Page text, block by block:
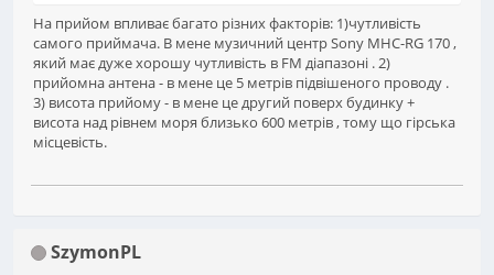
На прийом впливає багато різних факторів: 1)чутливість
самого приймача. В мене музичний центр Sony MHC-RG 170 ,
який має дуже хорошу чутливість в FM діапазоні . 2)
прийомна антена - в мене це 5 метрів підвішеного проводу .
3) висота прийому - в мене це другий поверх будинку +
висота над рівнем моря близько 600 метрів , тому що гірська
місцевість.
SzymonPL